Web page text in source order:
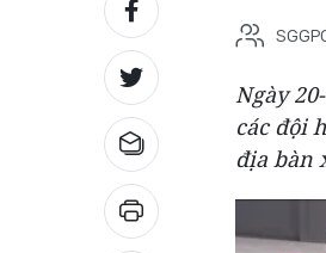
Ngày
các đội
địa bàn